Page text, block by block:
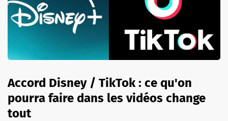
Accord Disney / TikTok : ce qu'on
pourra faire dans les vidéos change
tout